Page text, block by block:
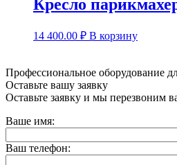
Кресло
14 400.00 ₽ В корзину
Профессиональное оборудование
Оставьте вашу заявку
Оставьте заявку и мы перезвоним
Ваше имя:
Ваш телефон: